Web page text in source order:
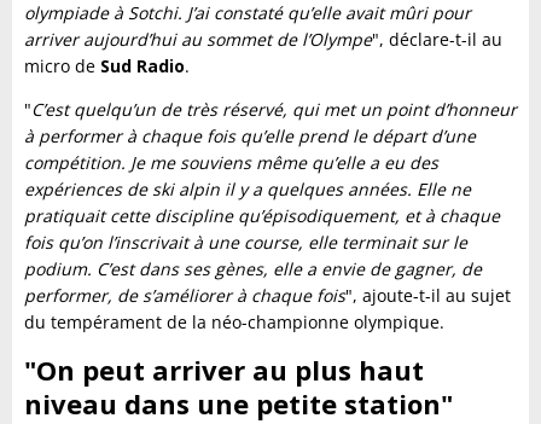
olympiade à Sotchi. J’ai constaté qu’elle avait mûri pour
arriver aujourd’hui au sommet de l’Olympe", déclare-t-il au
micro de Sud Radio.
"C’est quelqu’un de très réservé, qui met un point d’honneur
à performer à chaque fois qu’elle prend le départ d’une
compétition. Je me souviens même qu’elle a eu des
expériences de ski alpin il y a quelques années. Elle ne
pratiquait cette discipline qu’épisodiquement, et à chaque
fois qu’on l’inscrivait à une course, elle terminait sur le
podium. C’est dans ses gènes, elle a envie de gagner, de
performer, de s’améliorer à chaque fois", ajoute-t-il au sujet
du tempérament de la néo-championne olympique.
"On peut arriver au plus haut
niveau dans une petite station"